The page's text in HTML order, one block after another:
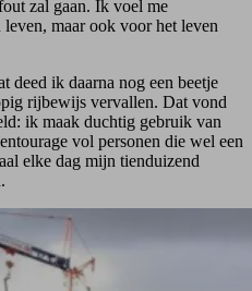
zal gaan. Ik voel me
maar ook voor het leven
deed ik daarna nog een beetje
rijbewijs vervallen. Dat vond
ik maak duchtig gebruik van
vol personen die wel een
elke dag mijn tienduizend